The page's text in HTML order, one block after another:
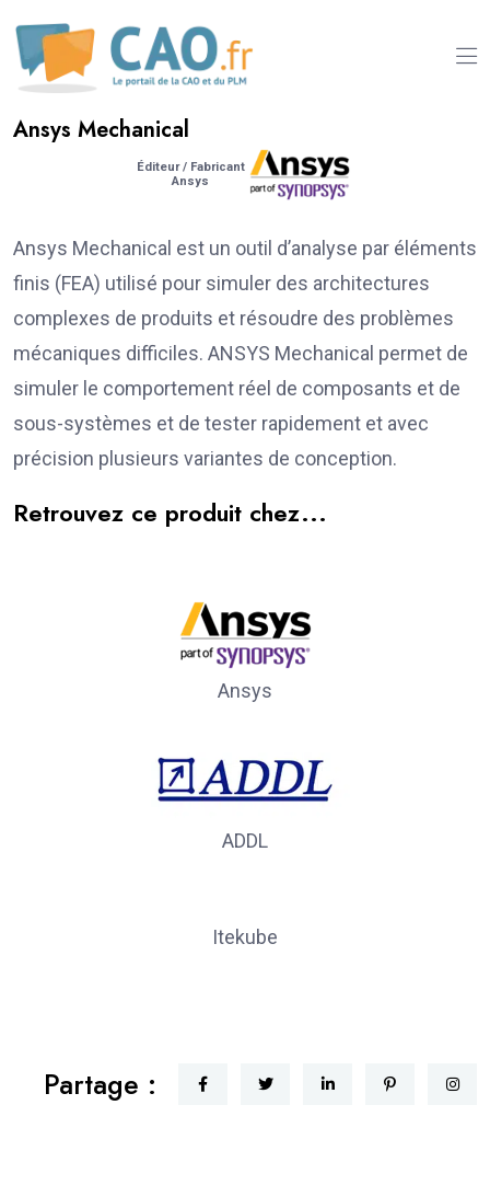
Ansys Mechanical
Éditeur / Fabricant
Ansys
Ansys Mechanical est un outil d’analyse par éléments
finis (FEA) utilisé pour simuler des architectures
complexes de produits et résoudre des problèmes
mécaniques difficiles. ANSYS Mechanical permet de
simuler le comportement réel de composants et de
sous-systèmes et de tester rapidement et avec
précision plusieurs variantes de conception.
Retrouvez ce produit chez...
Ansys
ADDL
Itekube
Partage :